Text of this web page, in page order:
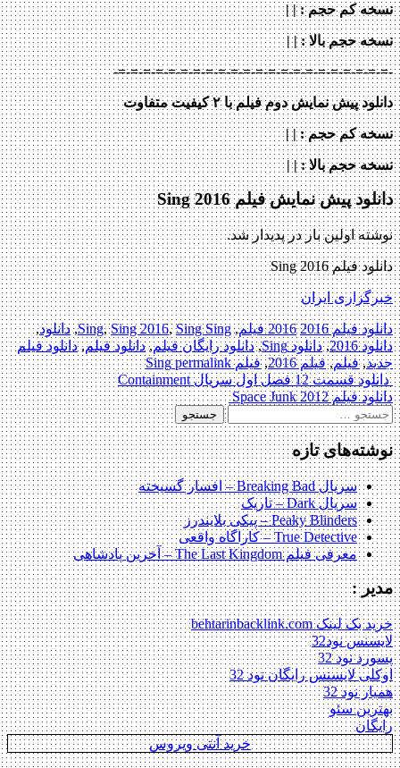
نسخه کم حجم: | |
نسخه حجم بالا: | |
-=-=-=-=-=-=-=-=-=-=-=-=-=-=-=-=-=-=-=-=-=-=-
دانلود پیش نمایش دوم فیلم با ۲ کیفیت متفاوت
نسخه کم حجم: | |
نسخه حجم بالا: | |
دانلود پیش نمایش فیلم Sing 2016
نوشته اولین بار در پدیدار شد.
دانلود فیلم Sing 2016
خبرگزاری ایران
دانلود فیلم 2016 2016 فیلم ,
Sing,Sing 2016, Sing Sing
,دانلود,
دانلود 2016
,دانلود Sing ,دانلود رایگان فیلم, دانلود فیلم,دانلود فیلم
جدید,فیلم,فیلم 2016 ,فیلم Singpermalink
Post
navigation
دانلود قسمت 12 فصل اول سریال Containment
دانلود فیلم Space Junk 2012
جستجو
برای:
نوشته‌های تازه
سریال Breaking Bad – افسار گسیخته
سریال Dark – تاریک
Peaky Blinders – پیکی بلایندرز
True Detective – کاراگاه واقعی
معرفی فیلم The Last Kingdom – آخرین پادشاهی
مدیر :
خرید بک لینک behtarinbacklink.com
لایسنس نود32
پسورد نود 32
اوکلی لایسنس رایگان نود 32
همیار نود 32
بهترین سئو
رایگان
خرید آنتی ویروس